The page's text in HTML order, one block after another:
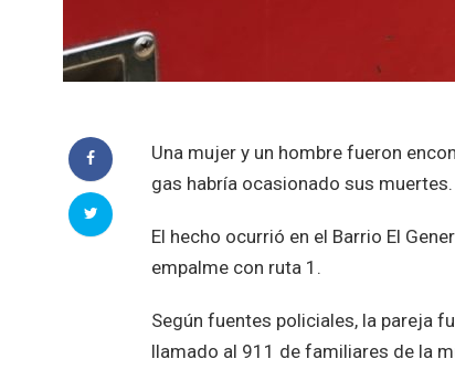
Una mujer y un hombre fueron
gas habría ocasionado sus muertes.
El hecho ocurrió en el Barrio El
empalme con ruta 1.
Según fuentes policiales, la pareja
llamado al 911 de familiares de la